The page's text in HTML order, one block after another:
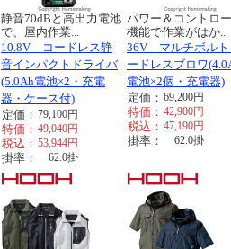
静音70dBと高出力電池
で、屋内作業...
10.8V コードレス静
音インパクトドライバ
(5.0Ah電池×2・充電
器・ケース付)
定価： 79,100円
特価： 49,040円
税込： 53,944円
掛率： 62.0掛
パワー＆コントロ
機能で作業がはか...
36V マルチボルト
ードレスブロワ
電池×2個・充電器)
定価： 69,200円
特価： 42,900円
税込： 47,190円
掛率： 62.0掛